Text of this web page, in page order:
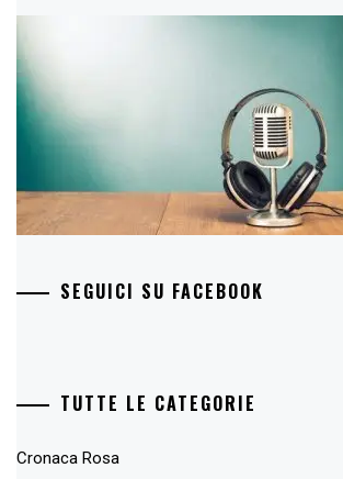
SEGUICI SU FACEBOOK
TUTTE LE CATEGORIE
Cronaca Rosa